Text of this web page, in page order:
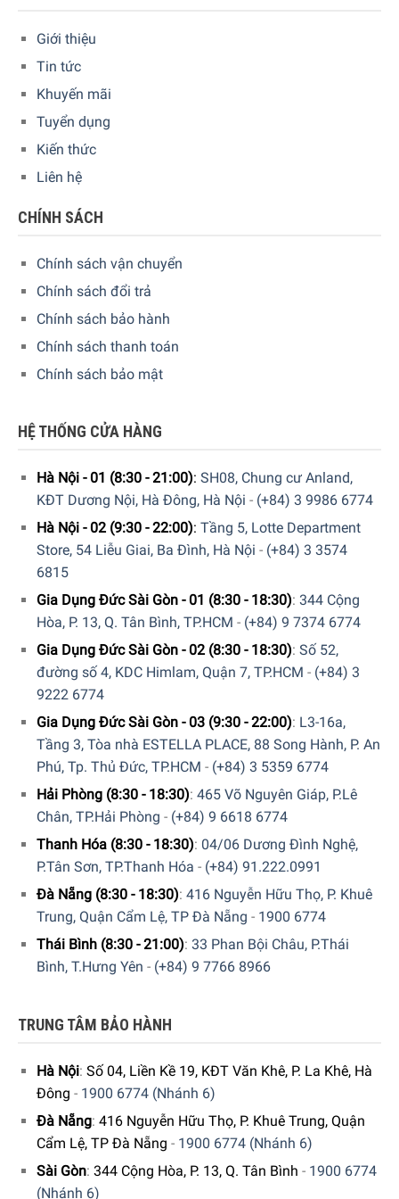
với các máy rửa chén tương tự không sử dụng công nghệ
Zeolith (hiệu suất năng lượng loại D).
Chương trình Thông minh: Tối ưu hóa quá trình rửa theo
nhu cầu cá nhân
Máy rửa chén Bosch SBV6ZBX01D Serie 6 mang đến giải
pháp rửa chén cá nhân hóa thông qua Chương trình Thông
minh. Quá trình rửa sẽ được tự động điều chỉnh dựa trên
đánh giá của người dùng về kết quả làm sạch, làm khô
cũng như thời gian rửa thông qua ứng dụng Home
Connect. Máy sẽ đề xuất các tùy chọn tối ưu như tiết kiệm
năng lượng, đồng thời cung cấp thông tin chi tiết về lượng
nước và điện tiêu thụ, mang đến sự minh bạch và linh hoạt
cho người sử dụng.
Máy rửa chén Bosch SBV6ZBX01D Serie 6 được trang bị
dàng và linh hoạt. Giỏ dưới vững chắc với các hàng gai có
thể gấp lại, cho phép đặt cả những đĩa sành sứ lớn. Giá đỡ
kính được cải tiến cùng dải chống trượt silicone ở giỏ trên
đảm bảo an toàn cho ly thủy tinh. Ngoài ra, máy có tùy
gian chứa đồ và sự tiện lợi.
Giới thiệu
Tin tức
Khuyến mãi
Tuyển dụng
Kiến thức
Liên hệ
CHÍNH SÁCH
Chính sách vận chuyển
Chính sách đổi trả
Chính sách bảo hành
Chính sách thanh toán
Chính sách bảo mật
HỆ THỐNG CỬA HÀNG
Hà Nội - 01 (8:30 - 21:00): SH08, Chung cư Anland,
KĐT Dương Nội, Hà Đông, Hà Nội - (+84) 3 9986 6774
Hà Nội - 02 (9:30 - 22:00): Tầng 5, Lotte Department
Store, 54 Liễu Giai, Ba Đình, Hà Nội - (+84) 3 3574
6815
Gia Dụng Đức Sài Gòn - 01 (8:30 - 18:30): 344 Cộng
Hòa, P. 13, Q. Tân Bình, TP.HCM - (+84) 9 7374 6774
Gia Dụng Đức Sài Gòn - 02 (8:30 - 18:30): Số 52,
đường số 4, KDC Himlam, Quận 7, TP.HCM - (+84) 3
9222 6774
Gia Dụng Đức Sài Gòn - 03 (9:30 - 22:00): L3-16a,
Tầng 3, Tòa nhà ESTELLA PLACE, 88 Song Hành, P. An
Phú, Tp. Thủ Đức, TP.HCM - (+84) 3 5359 6774
Hải Phòng (8:30 - 18:30): 465 Võ Nguyên Giáp, P.Lê
Chân, TP.Hải Phòng - (+84) 9 6618 6774
Thanh Hóa (8:30 - 18:30): 04/06 Dương Đình Nghệ,
P.Tân Sơn, TP.Thanh Hóa - (+84) 91.222.0991
Đà Nẵng (8:30 - 18:30): 416 Nguyễn Hữu Thọ, P. Khuê
Trung, Quận Cẩm Lệ, TP Đà Nẵng - 1900 6774
Thái Bình (8:30 - 21:00): 33 Phan Bội Châu, P.Thái
Bình, T.Hưng Yên - (+84) 9 7766 8966
TRUNG TÂM BẢO HÀNH
Hà Nội: Số 04, Liền Kề 19, KĐT Văn Khê, P. La Khê, Hà
Đông - 1900 6774 (Nhánh 6)
Đà Nẵng: 416 Nguyễn Hữu Thọ, P. Khuê Trung, Quận
Cẩm Lệ, TP Đà Nẵng - 1900 6774 (Nhánh 6)
Sài Gòn: 344 Cộng Hòa, P. 13, Q. Tân Bình - 1900 6774
(Nhánh 6)